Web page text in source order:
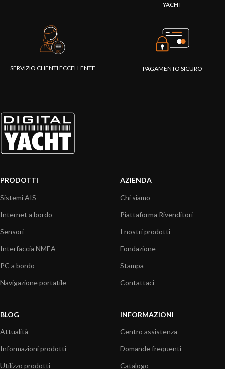
YACHT
SERVIZIO CLIENTI ECCELLENTE PAGAMENTO SICURO
PRODOTTI
Sistemi AIS
Internet a bordo
Sensori
Interfaccia NMEA
PC a bordo
Navigazione portatile
AZIENDA
Chi siamo
Piattaforma Rivenditori
I nostri prodotti
Fondazione
Stampa
Contattaci
BLOG
Attualità
Informazioni prodotti
Utilizzo prodotti
INFORMAZIONI
Centro assistenza
Domande frequenti
Catalogo